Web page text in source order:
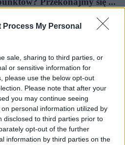
Process My Personal
sale, sharing to third parties, or
or sensitive information for
please use the below opt-out
Please note that after your
you may continue seeing
personal information utilized by
disclosed to third parties prior to
opt-out of the further
information by third parties on the
z podstawówki?
zwierzęta szkolił Pawłow?
Sprawdź, co pamiętasz...